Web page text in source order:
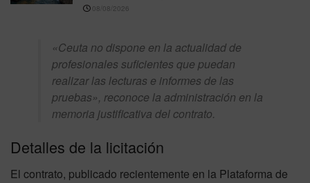
08/08/2026
«Ceuta no dispone en la actualidad de
profesionales suficientes que puedan
realizar las lecturas e informes de las
pruebas», reconoce la administración en la
memoria justificativa del contrato.
Detalles de la licitación
El contrato, publicado recientemente en la Plataforma de